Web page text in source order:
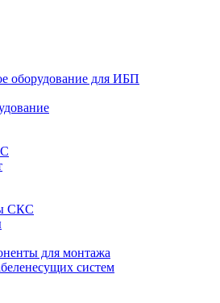
оборудование для ИБП
СКС
для монтажа
систем